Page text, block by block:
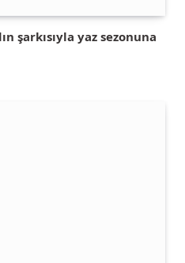
şarkısıyla yaz sezonuna